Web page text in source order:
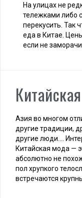
На улицах не
тележками либо
перекусить. Так
еда в Китае.
если не
Азия во многом
другие традиции,
другие люди….
Китайская мода —
абсолютно не
пол хрупкого
встречаются